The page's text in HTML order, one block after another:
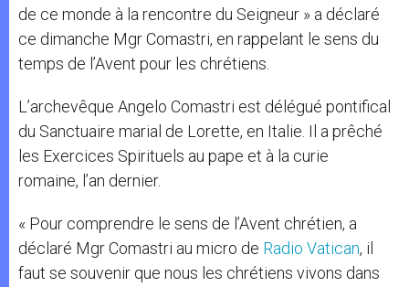
de ce monde à la rencontre du Seigneur » a déclaré
ce dimanche Mgr Comastri, en rappelant le sens du
temps de l’Avent pour les chrétiens.
L’archevêque Angelo Comastri est délégué pontifical
du Sanctuaire marial de Lorette, en Italie. Il a prêché
les Exercices Spirituels au pape et à la curie
romaine, l’an dernier.
« Pour comprendre le sens de l’Avent chrétien, a
déclaré Mgr Comastri au micro de Radio Vatican, il
faut se souvenir que nous les chrétiens vivons dans